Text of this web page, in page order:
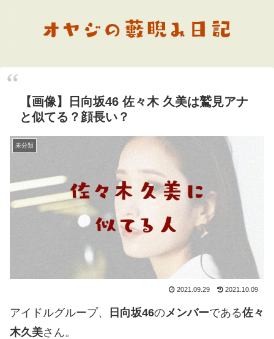
【画像】日向坂46 佐々木 久美は鷲見アナ
と似てる？顔長い？
未分類
2021.09.29 2021.10.09
アイドルグループ、 日向坂46のメンバーである佐々
木久美さん。